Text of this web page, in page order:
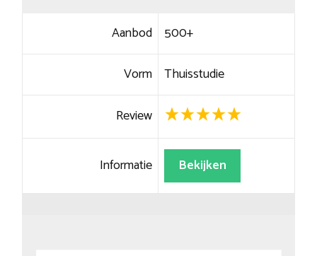
Aanbod 500+
Vorm Thuisstudie
Review
Informatie Bekijken